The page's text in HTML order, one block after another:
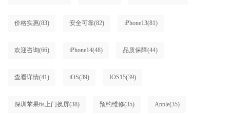
价格实惠(83) 安全可靠(82) iPhone13(81)
欢迎咨询(66) iPhone14(48) 品质保障(44)
查看详情(41) iOS(39) IOS15(39)
深圳苹果6s上门换屏(38) 预约维修(35) Apple(35)